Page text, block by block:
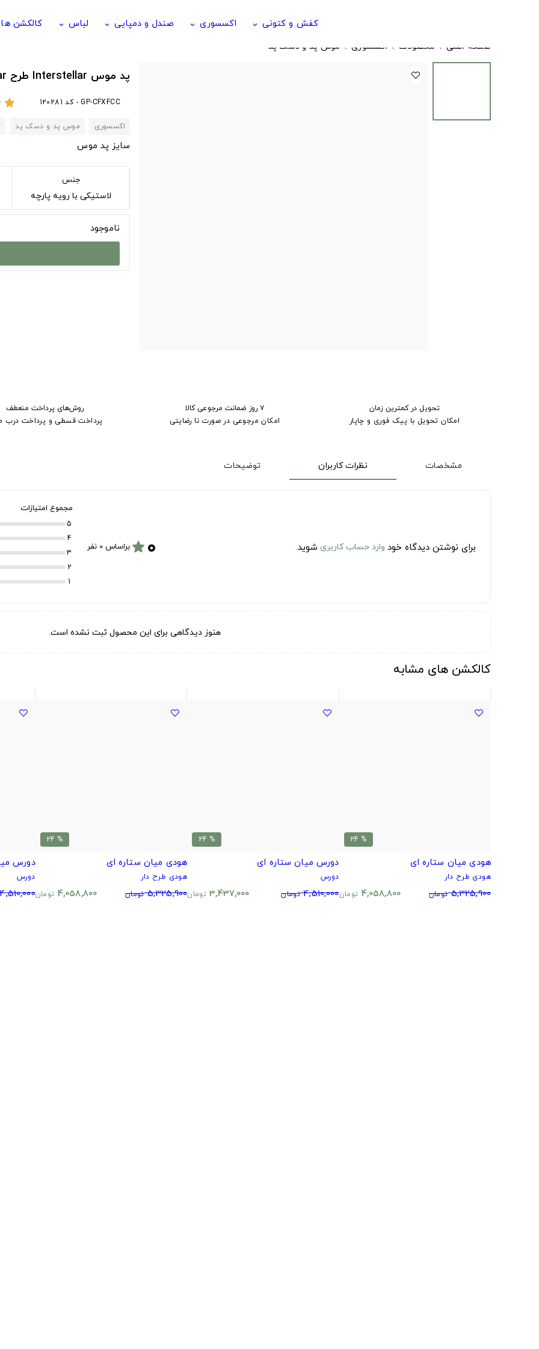
کفش و کتونی keyboard_arrow_down اکسسوری keyboard_arrow_down صندل و دمپایی keyboard_arrow_down لباس keyboard_arrow_down کالکشن ها
صفحه اصلی محصولات اکسسوری موس پد و دسک پد
پد موس Interstellar طرح interstellar
GP-CFXFCC - کد 120281 star
اکسسوری
موس پد و دسک پد
سایز پد موس
جنس
لاستیکی با رویه پارچه
ناموجود
تحویل در کمترین زمان
امکان تحویل با پیک فوری و چاپار
۷ روز ضمانت مرجوعی کالا
امکان مرجوعی در صورت نا رضایتی
روش‌های پرداخت منعطف
پرداخت قسطی و پرداخت درب
مشخصات نظرات کاربران توضیحات
برای نوشتن دیدگاه خود وارد حساب کاربری شوید. ۰ starبراساس 0 نفر
مجموع امتیازات
5
4
3
2
1
هنوز دیدگاهی برای این محصول ثبت نشده است.
کالکشن های مشابه
% 24
هودی میان ستاره ای
هودی طرح دار
5,325,900 تومان 4,058,800 تومان
% 24
دورس میان ستاره ای
دورس
4,510,000 تومان 3,437,000 تومان
% 24
هودی میان ستاره ای
هودی طرح دار
5,325,900 تومان 4,058,800 تومان
دورس
دورس
4,510,000